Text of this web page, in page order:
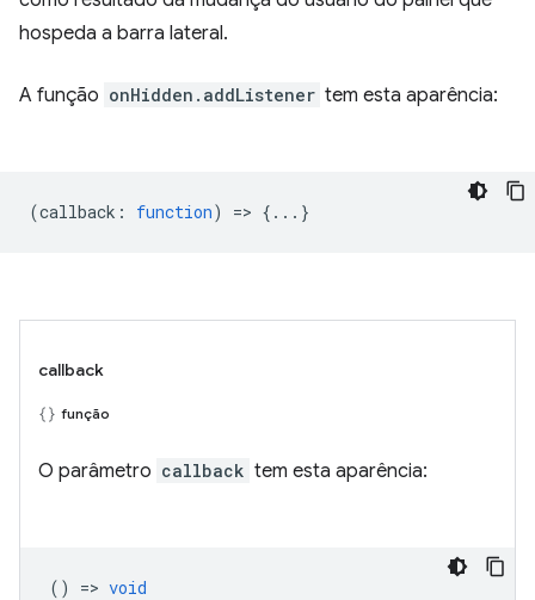
hospeda a barra lateral.
A função onHidden.addListener tem esta aparência:
(callback : function) => {...}
callback
função
O parâmetro callback tem esta aparência:
() => void